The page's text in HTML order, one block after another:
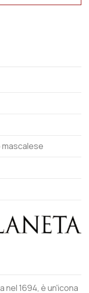
nel 1694, è un'icona